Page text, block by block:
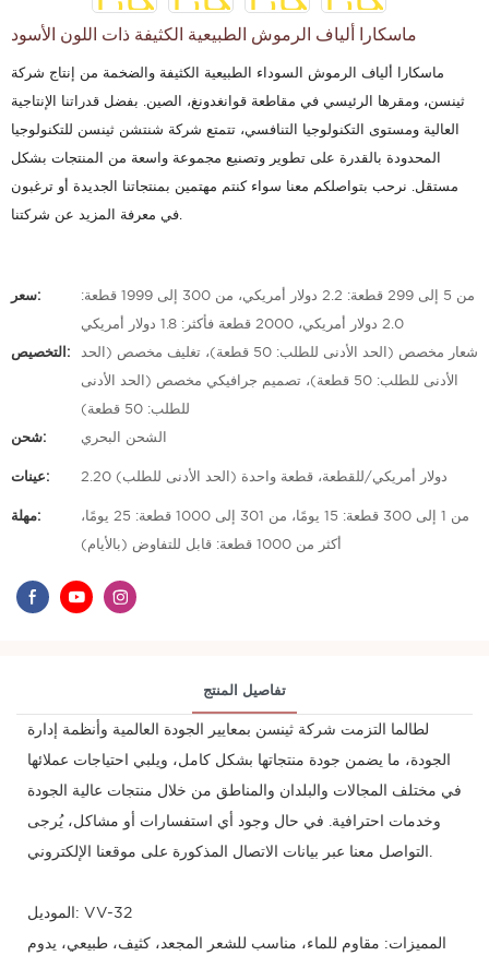
ماسكارا ألياف الرموش الطبيعية الكثيفة ذات اللون الأسود
ماسكارا ألياف الرموش السوداء الطبيعية الكثيفة والضخمة من إنتاج شركة
ثينسن، ومقرها الرئيسي في مقاطعة قوانغدونغ، الصين. بفضل قدراتنا الإنتاجية
العالية ومستوى التكنولوجيا التنافسي، تتمتع شركة شنتشن ثينسن للتكنولوجيا
المحدودة بالقدرة على تطوير وتصنيع مجموعة واسعة من المنتجات بشكل
مستقل. نرحب بتواصلكم معنا سواء كنتم مهتمين بمنتجاتنا الجديدة أو ترغبون
سعر: من 5 إلى 299 قطعة: 2.2 دولار أمريكي، من 300 إلى 1999 قطعة:
2.0 دولار أمريكي، 2000 قطعة فأكثر: 1.8 دولار أمريكي
التخصيص: شعار مخصص (الحد الأدنى للطلب: 50 قطعة)، تغليف مخصص (الحد
الأدنى للطلب: 50 قطعة)، تصميم جرافيكي مخصص (الحد الأدنى
للطلب: 50 قطعة)
شحن: الشحن البحري
عينات: 2.20 دولار أمريكي/للقطعة، قطعة واحدة (الحد الأدنى للطلب)
مهلة: من 1 إلى 300 قطعة: 15 يومًا، من 301 إلى 1000 قطعة: 25 يومًا،
أكثر من 1000 قطعة: قابل للتفاوض (بالأيام)
تفاصيل المنتج
لطالما التزمت شركة ثينسن بمعايير الجودة العالمية وأنظمة إدارة
الجودة، ما يضمن جودة منتجاتها بشكل كامل، ويلبي احتياجات عملائها
في مختلف المجالات والبلدان والمناطق من خلال منتجات عالية الجودة
وخدمات احترافية. في حال وجود أي استفسارات أو مشاكل، يُرجى
الموديل: VV-32
المميزات: مقاوم للماء، مناسب للشعر المجعد، كثيف، طبيعي، يدوم